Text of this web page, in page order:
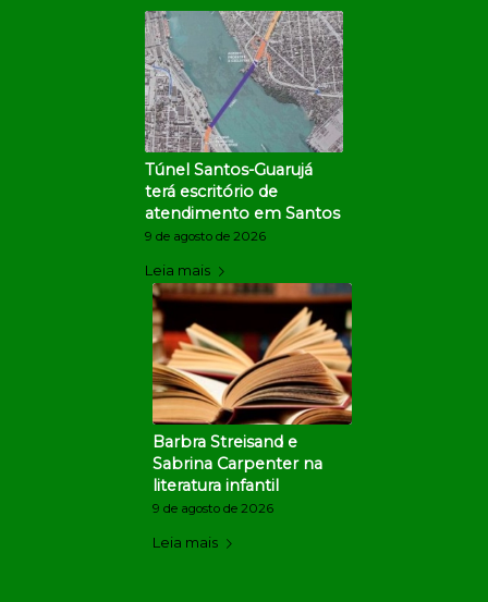
Túnel Santos-Guarujá
terá escritório de
atendimento em Santos
9 de agosto de 2026
Leia mais
Barbra Streisand e
Sabrina Carpenter na
literatura infantil
9 de agosto de 2026
Leia mais